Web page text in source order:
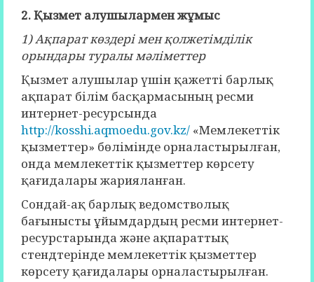
2. Қызмет алушылармен жұмыс
1) Ақпарат көздері мен қолжетімділік
орындары туралы мәліметтер
Қызмет алушылар үшін қажетті барлық
ақпарат білім басқармасының ресми
интернет-ресурсында
http://kosshi.aqmoedu.gov.kz/ «Мемлекеттік
қызметтер» бөлімінде орналастырылған,
онда мемлекеттік қызметтер көрсету
қағидалары жарияланған.
Сондай-ақ барлық ведомстволық
бағынысты ұйымдардың ресми интернет-
ресурстарында және ақпараттық
стендтерінде мемлекеттік қызметтер
көрсету қағидалары орналастырылған.